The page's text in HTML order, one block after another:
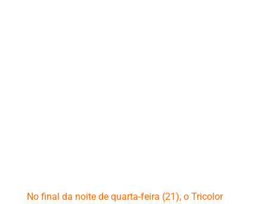
No final da noite de quarta-feira (21), o Tricolor